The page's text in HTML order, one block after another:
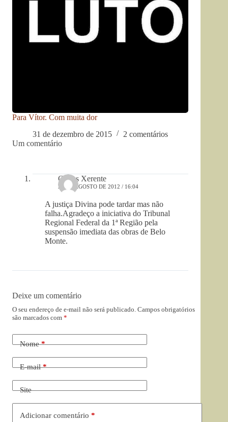
Para Vítor. Com muita dor
31 de dezembro de 2015
2 comentários
Um comentário
Carlos Xerente
23 DE AGOSTO DE 2012 / 16:04
A justiça Divina pode tardar mas não
falha.Agradeço a iniciativa do Tribunal
Regional Federal da 1ª Região pela
suspensão imediata das obras de Belo
Monte.
Deixe um comentário
O seu endereço de e-mail não será publicado. Campos obrigatórios
são marcados com *
Nome*
E-mail*
Site
Adicionar comentário *